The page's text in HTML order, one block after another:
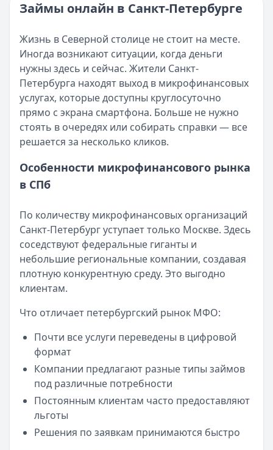
Категория:МФО и микрозаймы
Все статьи
Возврат переплаты в «Займере»: актуальная
Опубликовано:5 декабря 2025 г.
Категория: МФО
Читать новость
Срочный микрозайм 15 000 ₽ на карту: свежая
Кратко:Нужны 15 000 рублей на карту прямо сегодня?
Опубликовано:5 декабря 2025 г.
Категория: МФО
Читать новость
Кратко:В III квартале 2025 года владельцы iPhone
Опубликовано:
Читать новость
57 сервисов микрозаймов через Госуслуги: где
Кратко:Авторизация через Госуслуги ускоряет
Опубликовано: 23 ноября 2025 г.
Категория:МФО
Читать новость
Кратко: Пришло СМС об одобрении займа от Bigmani
Опубликовано:23 ноября 2025 г.
Категория:МФО
Читать новость
Займы онлайн в Санкт-Петербурге
Жизнь в Северной столице не стоит на месте.
Иногда возникают ситуации, когда деньги
нужны здесь и сейчас. Жители Санкт-
Петербурга находят выход в микрофинансовых
услугах, которые доступны круглосуточно
прямо с экрана смартфона. Больше не нужно
стоять в очередях или собирать справки — все
решается за несколько кликов.
Особенности микрофинансового рынка
в СПб
По количеству микрофинансовых организаций
Санкт-Петербург уступает только Москве. Здесь
соседствуют федеральные гиганты и
небольшие региональные компании, создавая
плотную конкурентную среду. Это выгодно
клиентам.
Что отличает петербургский рынок МФО:
Почти все услуги переведены в цифровой
формат
Компании предлагают разные типы займов
под различные потребности
Постоянным клиентам часто предоставляют
льготы
Решения по заявкам принимаются быстро